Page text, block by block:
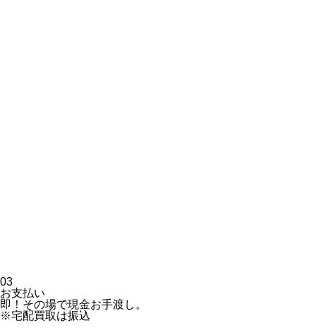
03
お支払い
即！その場で現金お手渡し。
※宅配買取は振込